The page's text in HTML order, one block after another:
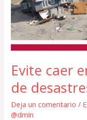
Evite caer
de
Deja un comentario /
@dmin
después
de
desastres